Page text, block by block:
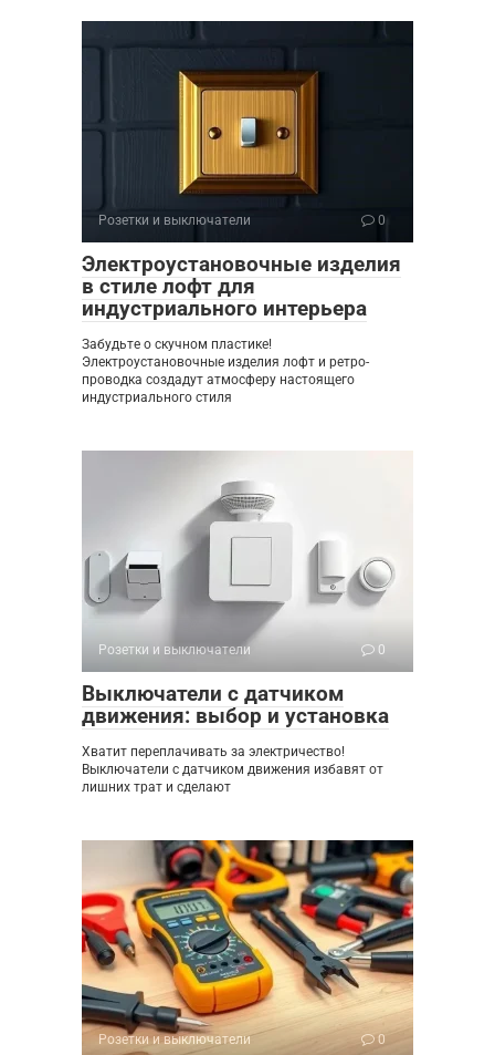
Розетки и выключатели 0
Электроустановочные изделия
в стиле лофт для
индустриального интерьера
Забудьте о скучном пластике!
Электроустановочные изделия лофт и ретро-
проводка создадут атмосферу настоящего
индустриального стиля
Розетки и выключатели 0
Выключатели с датчиком
движения: выбор и установка
Хватит переплачивать за электричество!
Выключатели с датчиком движения избавят от
лишних трат и сделают
Розетки и выключатели 0